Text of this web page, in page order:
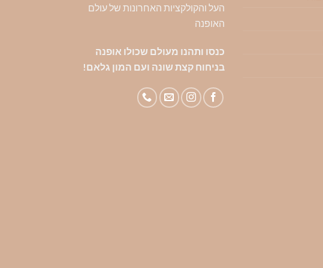
העל והקולקציות האחרונות של עולם
האופנה
כנסו ותהנו מעולם שכולו אופנה
בניחוח קצת שונה ועם המון גלאם!